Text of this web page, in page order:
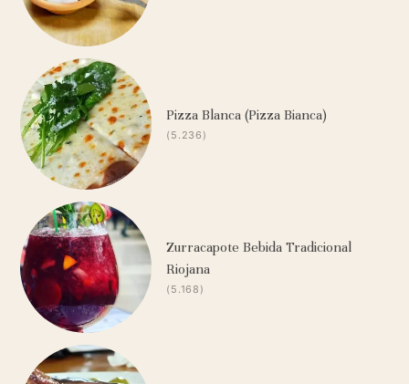
Pizza Blanca (Pizza Bianca)
(5.236)
Zurracapote Bebida Tradicional
Riojana
(5.168)